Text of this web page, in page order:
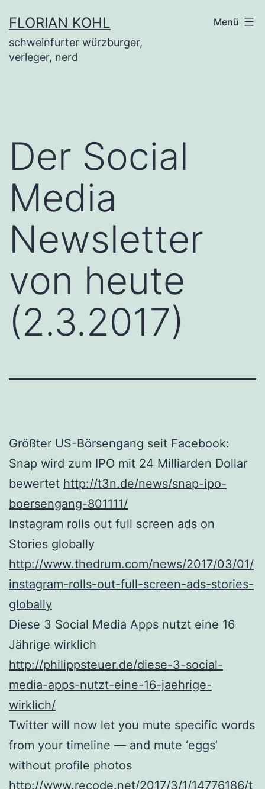
Inhalt
springen
FLORIAN KOHL
schweinfurter würzburger,
verleger, nerd
Menü
Der Social
Media
Newsletter
von heute
(2.3.2017)
Größter US-Börsengang seit Facebook:
Snap wird zum IPO mit 24 Milliarden Dollar
bewertet http://t3n.de/news/snap-ipo-
boersengang-801111/
Instagram rolls out full screen ads on
Stories globally
http://www.thedrum.com/news/2017/03/01/
instagram-rolls-out-full-screen-ads-stories-
globally
Diese 3 Social Media Apps nutzt eine 16
Jährige wirklich
http://philippsteuer.de/diese-3-social-
media-apps-nutzt-eine-16-jaehrige-
wirklich/
Twitter will now let you mute specific words
from your timeline — and mute ‘eggs’
without profile photos
http://www.recode.net/2017/3/1/14776186/t